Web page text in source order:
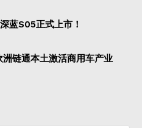
蓝S05正式上市！
链通本土激活商用车产业